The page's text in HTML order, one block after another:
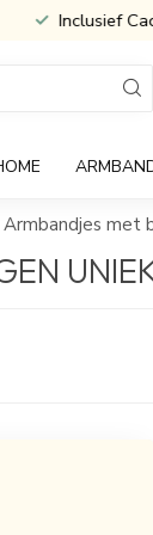
Cadeau
Armbandjes met